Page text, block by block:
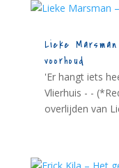
Lieke
voorhoud
'Er hangt iets
Vlierhuis - -
overlijden van